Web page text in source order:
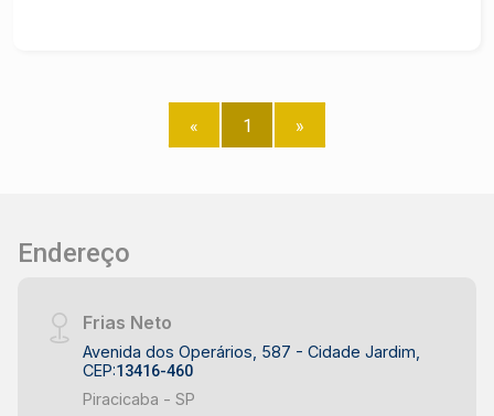
« 1 »
Endereço
Frias Neto
Avenida dos Operários, 587 - Cidade Jardim,
CEP:13416-460
Piracicaba - SP